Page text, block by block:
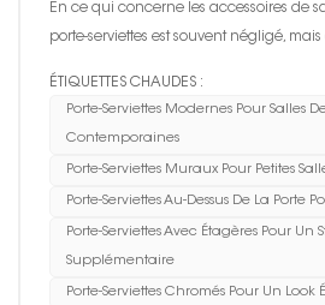
En ce qui concerne les accessoires de
porte-serviettes est souvent négligé,
ÉTIQUETTES CHAUDES :
Porte-Serviettes Modernes Pour Salles
Contemporaines
Porte-Serviettes Muraux Pour Petites
Porte-Serviettes Au-Dessus De La Porte
Porte-Serviettes Avec Étagères Pour Un
Supplémentaire
Porte-Serviettes Chromés Pour Un